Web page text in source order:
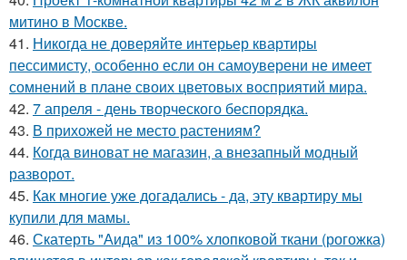
митино в Москве.
41. Никогда не доверяйте интерьер квартиры
пессимисту, особенно если он самоуверени не имеет
сомнений в плане своих цветовых восприятий мира.
42. 7 апреля - день творческого беспорядка.
43. В прихожей не место растениям?
44. Когда виноват не магазин, а внезапный модный
разворот.
45. Как многие уже догадались - да, эту квартиру мы
купили для мамы.
46. Скатерть "Аида" из 100% хлопковой ткани (рогожка)